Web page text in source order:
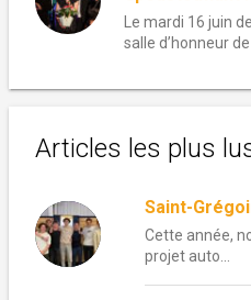
Le mardi 16 juin
salle d’honneur
Articles les plus
Saint-
Cette année,
projet auto...